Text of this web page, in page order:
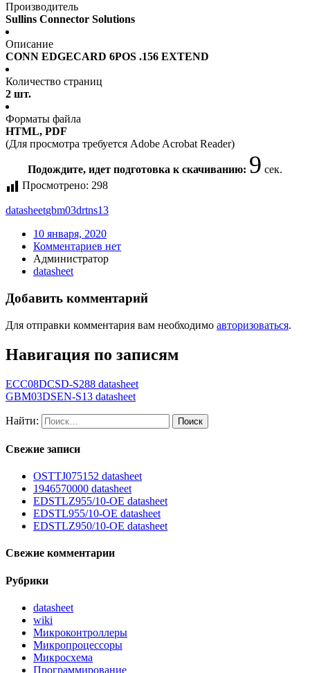
Производитель
Sullins Connector Solutions
Описание
CONN EDGECARD 6POS .156 EXTEND
Количество страниц
2 шт.
Форматы файла
HTML, PDF
(Для просмотра требуется Adobe Acrobat Reader)
Подождите, идет подготовка к скачиванию: 9 сек.
Просмотрено: 298
datasheetgbm03drtns13
10 января, 2020
Комментариев нет
Администратор
datasheet
Добавить комментарий
Для отправки комментария вам необходимо авторизоваться.
Навигация по записям
ECC08DCSD-S288 datasheet
GBM03DSEN-S13 datasheet
Найти:
Свежие записи
OSTTJ075152 datasheet
1946570000 datasheet
EDSTLZ955/10-OE datasheet
EDSTL955/10-OE datasheet
EDSTLZ950/10-OE datasheet
Свежие комментарии
Рубрики
datasheet
wiki
Микроконтроллеры
Микропроцессоры
Микросхема
Программирование